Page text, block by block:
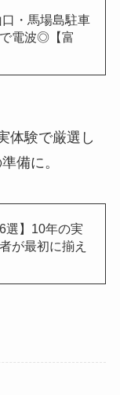
・馬場島駐車
電波◎【富
体験で厳選し
備に。
選】10年の実
が最初に揃え